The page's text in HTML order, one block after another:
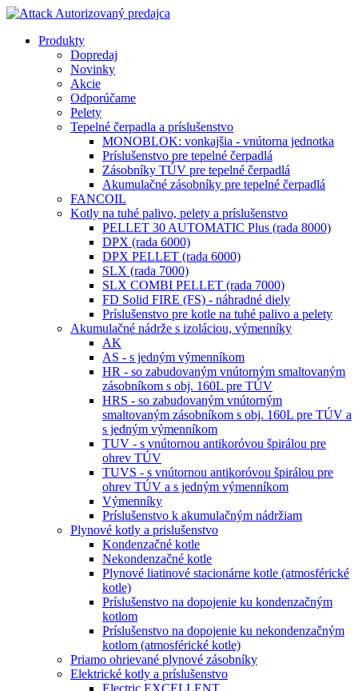
Produkty
Dopredaj
Novinky
Akcie
Odporúčame
Pelety
Tepelné čerpadla a príslušenstvo
MONOBLOK: vonkajšia - vnútorna jednotka
Príslušenstvo pre tepelné čerpadlá
Zásobníky TÚV pre tepelné čerpadlá
Akumulačné zásobníky pre tepelné čerpadlá
FANCOIL
Kotly na tuhé palivo, pelety a príslušenstvo
PELLET 30 AUTOMATIC Plus (rada 8000)
DPX (rada 6000)
DPX PELLET (rada 6000)
SLX (rada 7000)
SLX COMBI PELLET (rada 7000)
FD Solid FIRE (FS) - náhradné diely
Príslušenstvo pre kotle na tuhé palivo a pelety
Akumulačné nádrže s izoláciou, výmenníky
AK
AS - s jedným výmenníkom
HR - so zabudovaným vnútorným smaltovaným
zásobníkom s obj. 160L pre TÚV
HRS - so zabudovaným vnútorným
smaltovaným zásobníkom s obj. 160L pre TÚV a
s jedným výmenníkom
TUV - s vnútornou antikoróvou špirálou pre
ohrev TÚV
TUVS - s vnútornou antikoróvou špirálou pre
ohrev TÚV a s jedným výmenníkom
Výmenníky
Príslušenstvo k akumulačným nádržiam
Plynové kotly a prislušenstvo
Kondenzačné kotle
Nekondenzačné kotle
Plynové liatinové stacionárne kotle (atmosférické
kotle)
Príslušenstvo na dopojenie ku kondenzačným
kotlom
Príslušenstvo na dopojenie ku nekondenzačným
kotlom (atmosférické kotle)
Priamo ohrievané plynové zásobníky
Elektrické kotly a príslušenstvo
Electric EXCELLENT